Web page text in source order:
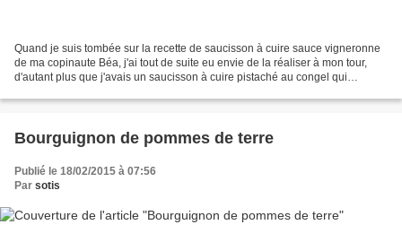
Quand je suis tombée sur la recette de saucisson à cuire sauce vigneronne
de ma copinaute Béa, j'ai tout de suite eu envie de la réaliser à mon tour,
d'autant plus que j'avais un saucisson à cuire pistaché au congel qui
Bourguignon de pommes de terre
Publié le 18/02/2015 à 07:56
Par sotis